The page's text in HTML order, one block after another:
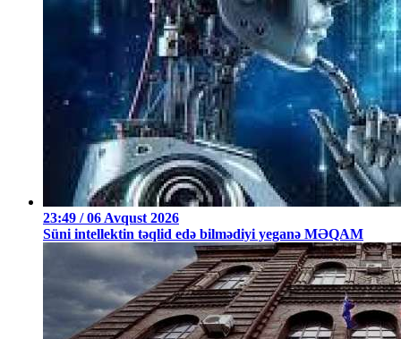
23:49 / 06 Avqust 2026
Süni intellektin təqlid edə bilmədiyi yeganə MƏQAM